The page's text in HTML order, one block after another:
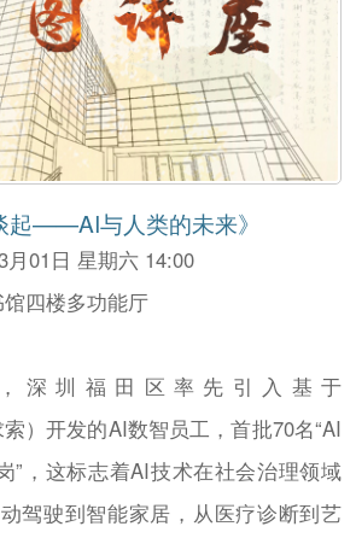
起——AI与人类的未来》
月01日 星期六 14:00
四楼多功能厅
深圳福田区率先引入基于
）开发的AI数智员工，首批70名“AI
”，这标志着AI技术在社会治理领域
驾驶到智能家居，从医疗诊断到艺